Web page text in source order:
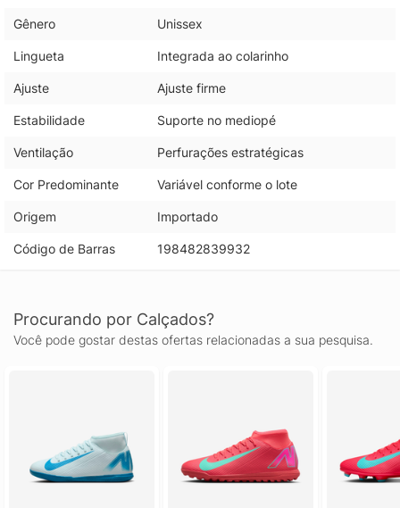
Gênero Unissex
Lingueta Integrada ao colarinho
Ajuste Ajuste firme
Estabilidade Suporte no mediopé
Ventilação Perfurações estratégicas
Cor Predominante Variável conforme o lote
Origem Importado
Código de Barras 198482839932
Procurando por Calçados?
Você pode gostar destas ofertas relacionadas a sua pesquisa.